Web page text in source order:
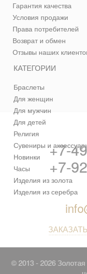
КАТЕГОРИИ
Браслеты
Для женщин
Для мужчин
Для детей
Религия
Сувениры и
Новинки
Часы
Изделия из золота
Изделия из серебра
Гарантия качества
Условия продажи
Права потребителей
Возврат и обмен
Отзывы наших
+7-
+7-
© 2013 - 2026